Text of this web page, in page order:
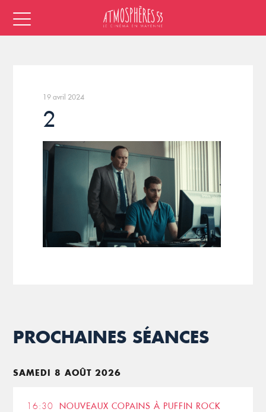
19 avril 2024
2
PROCHAINES SÉANCES
SAMEDI 8 AOÛT 2026
16:30 NOUVEAUX COPAINS À PUFFIN ROCK